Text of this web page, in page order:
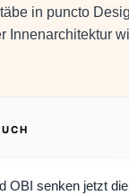
in puncto
Innenarchitektur
OBI senken jetzt